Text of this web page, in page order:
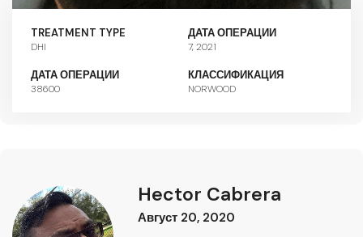
TREATMENT TYPE
DHI
ДАТА ОПЕРАЦИИ
7, 2021
ДАТА ОПЕРАЦИИ
38600
КЛАССИФИКАЦИЯ
NORWOOD
Hector Cabrera
Август 20, 2020